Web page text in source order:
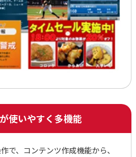
使いやすく多機能
で、コンテンツ作成機能から、